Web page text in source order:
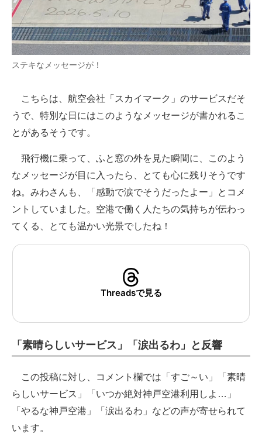
ステキなメッセージが！
こちらは、航空会社「スカイマーク」のサービスだそ
うで、特別な日にはこのようなメッセージが書かれるこ
とがあるそうです。
飛行機に乗って、ふと窓の外を見た瞬間に、このよう
なメッセージが目に入ったら、とても心に残りそうです
ね。みわさんも、「感動で涙でそうだったよー」とコメ
ントしていました。空港で働く人たちの気持ちが伝わっ
てくる、とても温かい光景でしたね！
Threadsで見る
「素晴らしいサービス」「涙出るわ」と反響
この投稿に対し、コメント欄では「すご～い」「素晴
らしいサービス」「いつか絶対神戸空港利用しよ…」
「やるな神戸空港」「涙出るわ」などの声が寄せられて
います。